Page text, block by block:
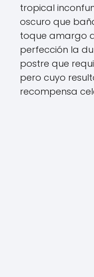
tropical
oscuro que
toque amargo
perfección la
postre que
pero cuyo
recompensa